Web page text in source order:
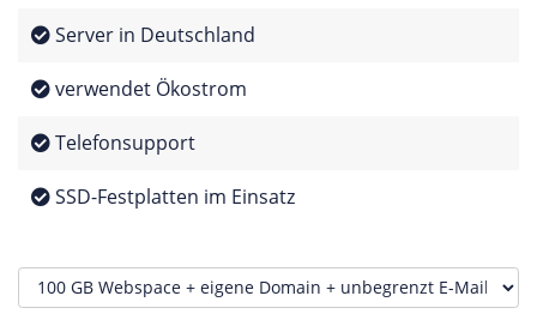
Server in Deutschland
verwendet Ökostrom
Telefonsupport
SSD-Festplatten im Einsatz